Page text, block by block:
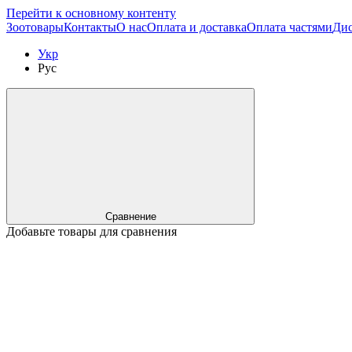
Перейти к основному контенту
ЗоотоварыКонтактыО насОплата и доставкаОплата частями
Укр
Рус
Сравнение
Добавьте товары для сравнения